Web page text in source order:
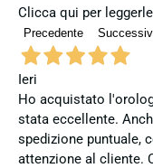
Clicca qui per
Precedente
Ieri
Ho acquistato
stata eccellente.
spedizione puntuale,
attenzione al cliente.